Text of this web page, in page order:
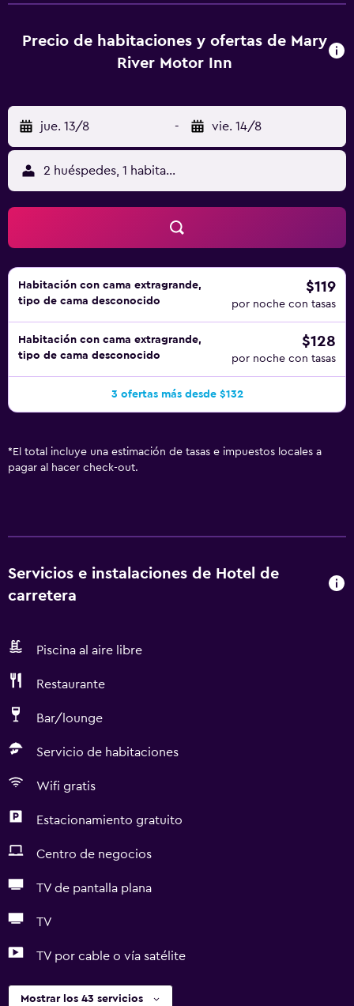
continentales en la habitación, de lunes a domingo. El
Motor Inn Mary River está a 1,3 km del hospital Gympie y a
Precio de habitaciones y ofertas de Mary
River Motor Inn
jue. 13/8 - vie. 14/8
2 huéspedes, 1 habitación
Habitación con cama extragrande,
tipo de cama desconocido
$119
por noche con tasas
Habitación con cama extragrande,
tipo de cama desconocido
$128
por noche con tasas
3 ofertas más desde $132
* El total incluye una estimación de tasas e impuestos locales a
pagar al hacer check-out.
Servicios e instalaciones de Hotel de
carretera
Piscina al aire libre
Restaurante
Bar/lounge
Servicio de habitaciones
Wifi gratis
Estacionamiento gratuito
Centro de negocios
TV de pantalla plana
TV
TV por cable o vía satélite
Mostrar los 43 servicios